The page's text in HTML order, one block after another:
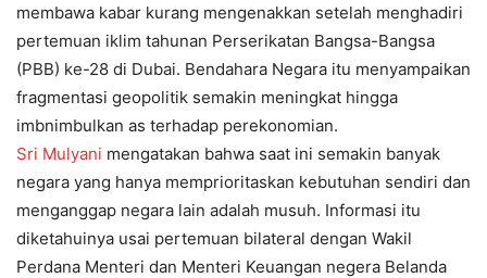
membawa kabar kurang mengenakkan setelah menghadiri
pertemuan iklim tahunan Perserikatan Bangsa-Bangsa
(PBB) ke-28 di Dubai. Bendahara Negara itu menyampaikan
fragmentasi geopolitik semakin meningkat hingga
imbnimbulkan as terhadap perekonomian.
Sri Mulyani mengatakan bahwa saat ini semakin banyak
negara yang hanya memprioritaskan kebutuhan sendiri dan
menganggap negara lain adalah musuh. Informasi itu
diketahuinya usai pertemuan bilateral dengan Wakil
Perdana Menteri dan Menteri Keuangan negera Belanda